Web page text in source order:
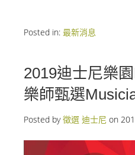
Posted in: 最新消息
2019迪士尼樂
樂師甄選
Posted by徵選 迪士尼 on